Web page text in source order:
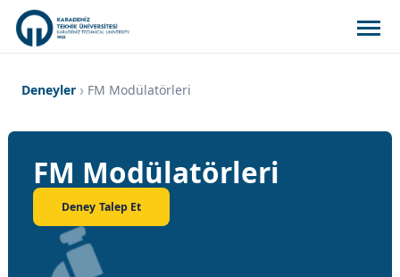
Deneyler FM Modülatörleri
FM Modülatörleri
Deney Talep Et